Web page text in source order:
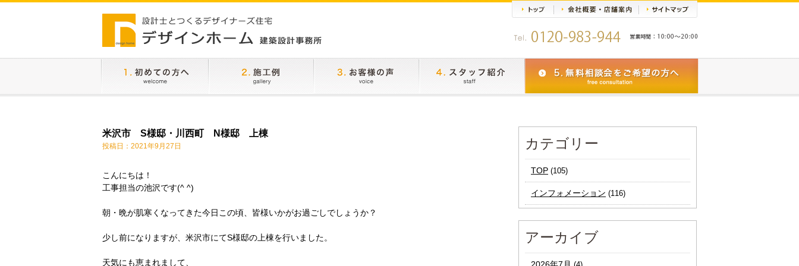
米沢市 S様邸・川西町 N様邸 上棟
投稿日： 2021年9月27日
こんにちは！
工事担当の池沢です(^ ^)
朝・晩が肌寒くなってきた今日この頃、皆様いかがお過ごしでしょうか？
少し前になりますが、米沢市にてS様邸の上棟を行いました。
天気にも恵まれまして、
カテゴリー
TOP (105)
インフォメーション (116)
アーカイブ